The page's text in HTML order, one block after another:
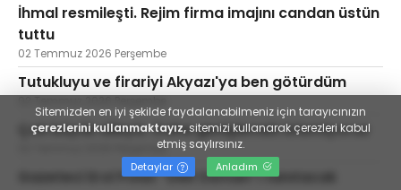
İhmal resmileşti. Rejim firma imajını candan üstün
tuttu
02 Temmuz 2026 Perşembe
Tutukluyu ve firariyi Akyazı'ya ben götürdüm
Çok büyük aileyiz. Daha genişlemek istemiyoruz
02 Temmuz 2026 Perşembe
Gazeteci Erol Polat “Deli Osman”ı tanıtacak
Sitemizden en iyi şekilde faydalanabilmeniz için tarayıcınızın
çerezlerini kullanmaktayız, sitemizi kullanarak çerezleri kabul
etmiş saylırsınız.
Detaylar Anladım